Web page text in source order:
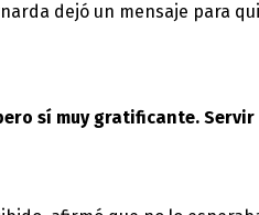
dejó un mensaje para
sí muy gratificante.